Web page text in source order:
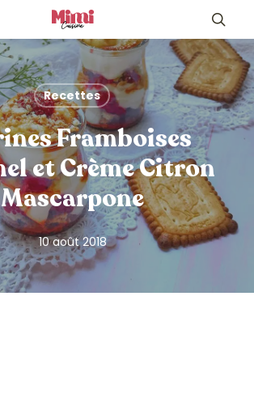
Recettes
Framboises
et Crème Citron
Mascarpone
10 août 2018